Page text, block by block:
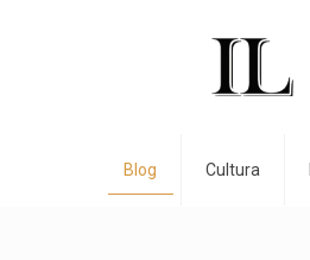
Blog Cultura